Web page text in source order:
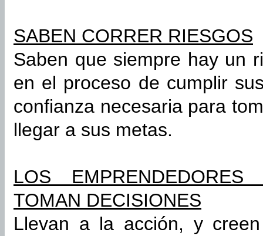
SABEN CORRER RIESGOS
Saben que siempre hay un
en el proceso de cumplir
confianza necesaria para
llegar a sus metas.
LOS
TOMAN DECISIONES
Llevan a la acción, y